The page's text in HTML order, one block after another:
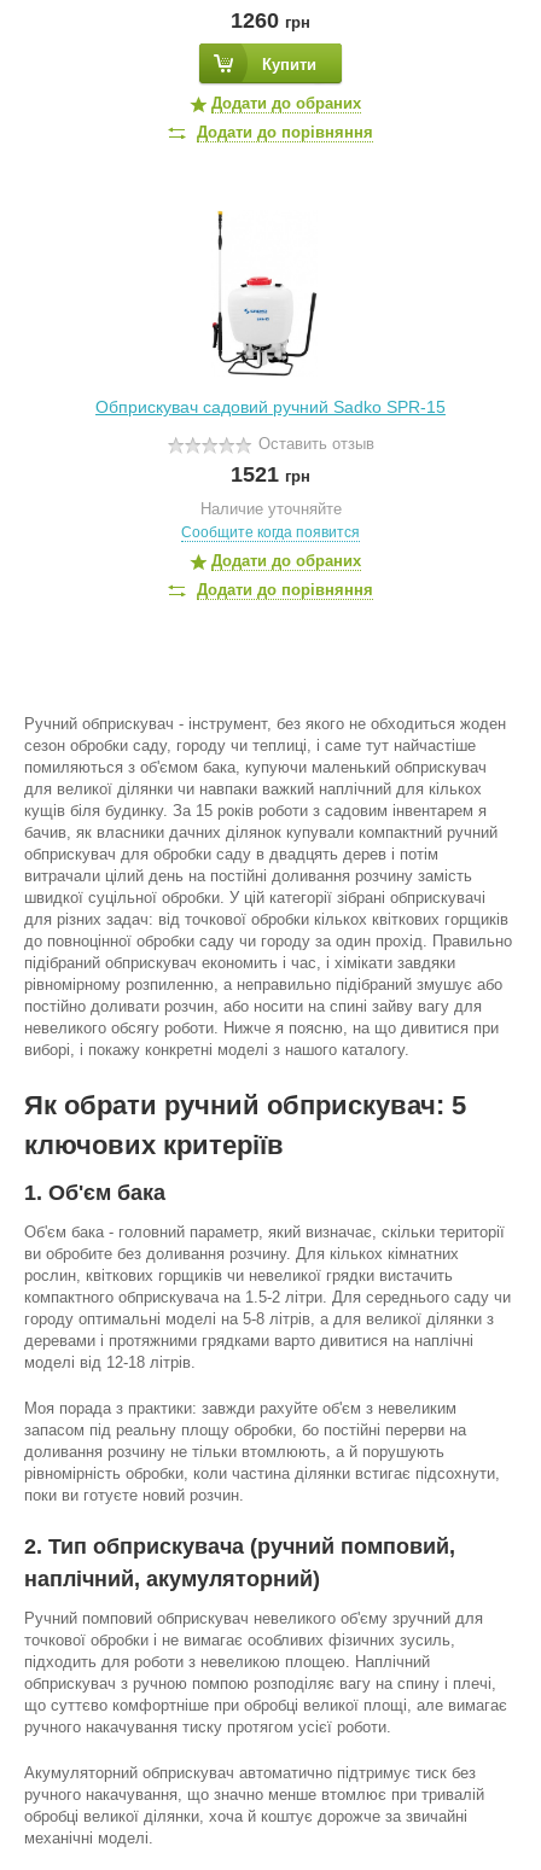
1260 грн
Купити
Додати до обраних
Додати до порівняння
Обприскувач садовий ручний Sadko SPR-15
Оставить отзыв
1521 грн
Наличие уточняйте
Сообщите когда появится
Додати до обраних
Додати до порівняння
Ручний обприскувач - інструмент, без якого не обходиться жоден
сезон обробки саду, городу чи теплиці, і саме тут найчастіше
помиляються з об'ємом бака, купуючи маленький обприскувач
для великої ділянки чи навпаки важкий наплічний для кількох
кущів біля будинку. За 15 років роботи з садовим інвентарем я
бачив, як власники дачних ділянок купували компактний ручний
обприскувач для обробки саду в двадцять дерев і потім
витрачали цілий день на постійні доливання розчину замість
швидкої суцільної обробки. У цій категорії зібрані обприскувачі
для різних задач: від точкової обробки кількох квіткових горщиків
до повноцінної обробки саду чи городу за один прохід. Правильно
підібраний обприскувач економить і час, і хімікати завдяки
рівномірному розпиленню, а неправильно підібраний змушує або
постійно доливати розчин, або носити на спині зайву вагу для
невеликого обсягу роботи. Нижче я поясню, на що дивитися при
виборі, і покажу конкретні моделі з нашого каталогу.
Як обрати ручний обприскувач: 5
ключових критеріїв
1. Об'єм бака
Об'єм бака - головний параметр, який визначає, скільки території
ви обробите без доливання розчину. Для кількох кімнатних
рослин, квіткових горщиків чи невеликої грядки вистачить
компактного обприскувача на 1.5-2 літри. Для середнього саду чи
городу оптимальні моделі на 5-8 літрів, а для великої ділянки з
деревами і протяжними грядками варто дивитися на наплічні
моделі від 12-18 літрів.
Моя порада з практики: завжди рахуйте об'єм з невеликим
запасом під реальну площу обробки, бо постійні перерви на
доливання розчину не тільки втомлюють, а й порушують
рівномірність обробки, коли частина ділянки встигає підсохнути,
поки ви готуєте новий розчин.
2. Тип обприскувача (ручний помповий,
наплічний, акумуляторний)
Ручний помповий обприскувач невеликого об'єму зручний для
точкової обробки і не вимагає особливих фізичних зусиль,
підходить для роботи з невеликою площею. Наплічний
обприскувач з ручною помпою розподіляє вагу на спину і плечі,
що суттєво комфортніше при обробці великої площі, але вимагає
ручного накачування тиску протягом усієї роботи.
Акумуляторний обприскувач автоматично підтримує тиск без
ручного накачування, що значно менше втомлює при тривалій
обробці великої ділянки, хоча й коштує дорожче за звичайні
механічні моделі.